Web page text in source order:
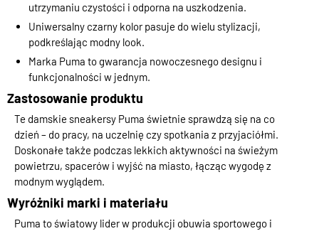
utrzymaniu czystości i odporna na uszkodzenia.
Uniwersalny czarny kolor pasuje do wielu stylizacji,
podkreślając modny look.
Marka Puma to gwarancja nowoczesnego designu i
funkcjonalności w jednym.
Zastosowanie produktu
Te damskie sneakersy Puma świetnie sprawdzą się na co
dzień – do pracy, na uczelnię czy spotkania z przyjaciółmi.
Doskonałe także podczas lekkich aktywności na świeżym
powietrzu, spacerów i wyjść na miasto, łącząc wygodę z
modnym wyglądem.
Wyróżniki marki i materiału
Puma to światowy lider w produkcji obuwia sportowego i